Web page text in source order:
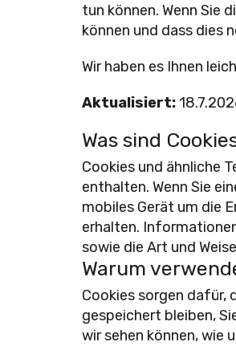
tun können. Wenn Sie
können und dass dies
Wir haben es Ihnen
Aktualisiert:
Was sind
Cookies und ähnliche
enthalten. Wenn Sie
mobiles Gerät um die
erhalten.
sowie die Art und
Warum
Cookies sorgen dafür,
gespeichert bleiben,
wir sehen können, wie